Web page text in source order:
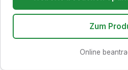
Zum
Online